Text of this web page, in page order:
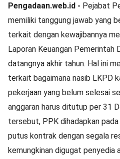
Pengadaan.web.id - Pejabat
memiliki tanggung jawab yang
terkait dengan kewajibannya
Laporan Keuangan Pemerintah
datangnya akhir tahun. Hal ini
terkait bagaimana nasib LKPD
pekerjaan yang belum selesai
anggaran harus ditutup per 31
tersebut, PPK dihadapkan
putus kontrak dengan segala
kemungkinan digugat